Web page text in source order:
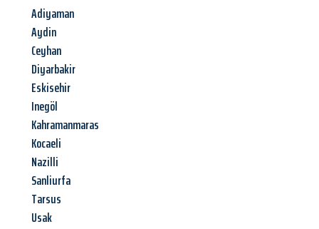
Adiyaman
Aydin
Ceyhan
Diyarbakir
Eskisehir
Inegöl
Kahramanmaras
Kocaeli
Nazilli
Sanliurfa
Tarsus
Usak